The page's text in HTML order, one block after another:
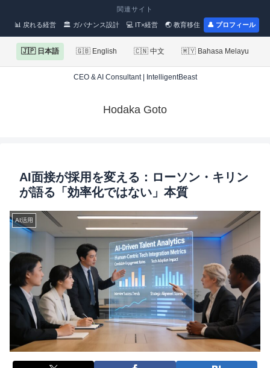
関連サイト
📊 戻れる経営 🏛 ガバナンス設計 💻 IT×経営 🌏 教育移住 👤 プロフィール
🇯🇵 日本語 🇬🇧 English 🇨🇳 中文 🇲🇾 Bahasa Melayu
CEO & AI Consultant | IntelligentBeast
Hodaka Goto
AI面接が採用を変える：ローソン・キリン
が語る「効率化ではない」本質
AI活用